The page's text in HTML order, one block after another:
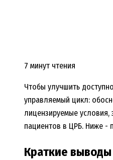
7 минут чтения
Чтобы улучшить
управляемый цикл:
лицензируемые условия,
пациентов в ЦРБ. Ниже -
Краткие выводы